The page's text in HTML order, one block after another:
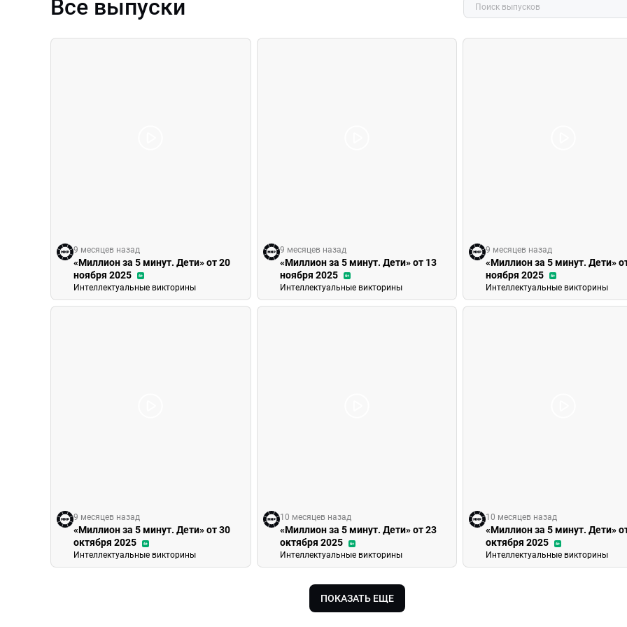
Все выпуски
9 месяцев назад
«Миллион за 5 минут. Дети» от 20
ноября 2025
6+
Интеллектуальные викторины
9 месяцев назад
«Миллион за 5 минут. Дети» от 13
ноября 2025
6+
Интеллектуальные викторины
9 месяцев назад
«Миллион за 5 минут. Дети»
ноября 2025
6+
Интеллектуальные викторины
9 месяцев назад
«Миллион за 5 минут. Дети» от 30
октября 2025
6+
Интеллектуальные викторины
10 месяцев назад
«Миллион за 5 минут. Дети» от 23
октября 2025
6+
Интеллектуальные викторины
10 месяцев назад
«Миллион за 5 минут. Дети»
октября 2025
6+
Интеллектуальные викторины
ПОКАЗАТЬ ЕЩЕ